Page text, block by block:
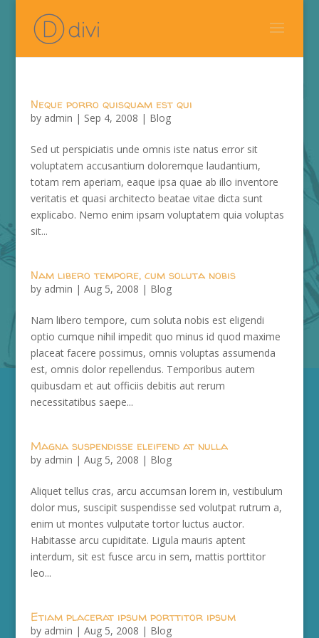
Neque porro quisquam est qui
by admin | Sep 4, 2008 | Blog
Sed ut perspiciatis unde omnis iste natus error sit
voluptatem accusantium doloremque laudantium,
totam rem aperiam, eaque ipsa quae ab illo inventore
veritatis et quasi architecto beatae vitae dicta sunt
explicabo. Nemo enim ipsam voluptatem quia voluptas
sit...
Nam libero tempore, cum soluta nobis
by admin | Aug 5, 2008 | Blog
Nam libero tempore, cum soluta nobis est eligendi
optio cumque nihil impedit quo minus id quod maxime
placeat facere possimus, omnis voluptas assumenda
est, omnis dolor repellendus. Temporibus autem
quibusdam et aut officiis debitis aut rerum
necessitatibus saepe...
Magna suspendisse eleifend at nulla
by admin | Aug 5, 2008 | Blog
Aliquet tellus cras, arcu accumsan lorem in, vestibulum
dolor mus, suscipit suspendisse sed volutpat rutrum a,
enim ut montes vulputate tortor luctus auctor.
Habitasse arcu cupiditate. Ligula mauris aptent
interdum, sit est fusce arcu in sem, mattis porttitor
leo...
Etiam placerat ipsum porttitor ipsum
by admin | Aug 5, 2008 | Blog